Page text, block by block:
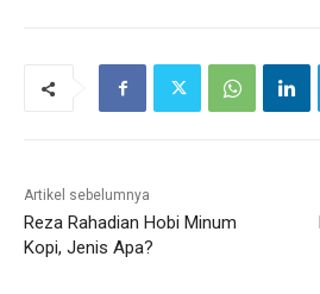
Artikel sebelumnya
Reza Rahadian Hobi Minum
Kopi, Jenis Apa?